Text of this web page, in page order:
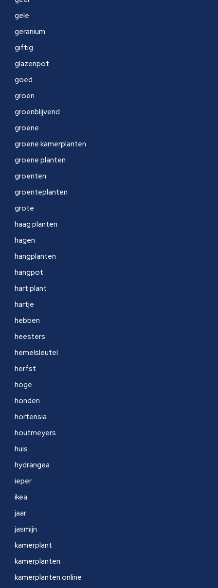
gele
geranium
giftig
glazenpot
goed
groen
groenblijvend
groene
groene kamerplanten
groene planten
groenten
groenteplanten
grote
haag planten
hagen
hangplanten
hangpot
hart plant
hartje
hebben
heesters
hemelsleutel
herfst
hoge
honden
hortensia
houtmeyers
huis
hydrangea
ieper
ikea
jaar
jasmijn
kamerplant
kamerplanten
kamerplanten online